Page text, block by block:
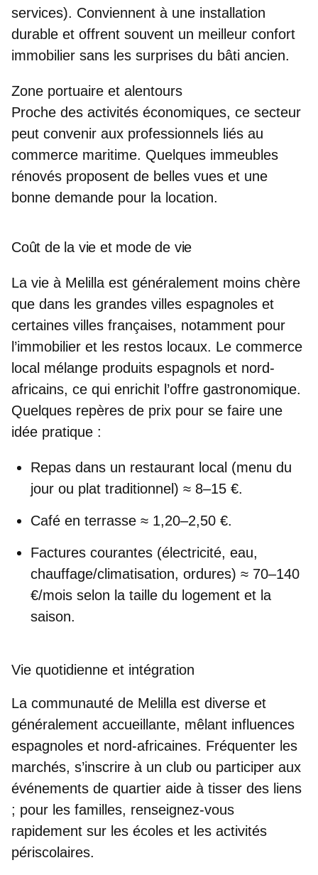
services). Conviennent à une installation
durable et offrent souvent un meilleur confort
immobilier sans les surprises du bâti ancien.
Zone portuaire et alentours
Proche des activités économiques, ce secteur
peut convenir aux professionnels liés au
commerce maritime. Quelques immeubles
rénovés proposent de belles vues et une
bonne demande pour la location.
Coût de la vie et mode de vie
La vie à Melilla est généralement moins chère
que dans les grandes villes espagnoles et
certaines villes françaises, notamment pour
l’immobilier et les restos locaux. Le commerce
local mélange produits espagnols et nord-
africains, ce qui enrichit l’offre gastronomique.
Quelques repères de prix pour se faire une
idée pratique :
Repas dans un restaurant local (menu du
jour ou plat traditionnel) ≈ 8–15 €.
Café en terrasse ≈ 1,20–2,50 €.
Factures courantes (électricité, eau,
chauffage/climatisation, ordures) ≈ 70–140
€/mois selon la taille du logement et la
saison.
Vie quotidienne et intégration
La communauté de Melilla est diverse et
généralement accueillante, mêlant influences
espagnoles et nord‑africaines. Fréquenter les
marchés, s’inscrire à un club ou participer aux
événements de quartier aide à tisser des liens
; pour les familles, renseignez‑vous
rapidement sur les écoles et les activités
périscolaires.